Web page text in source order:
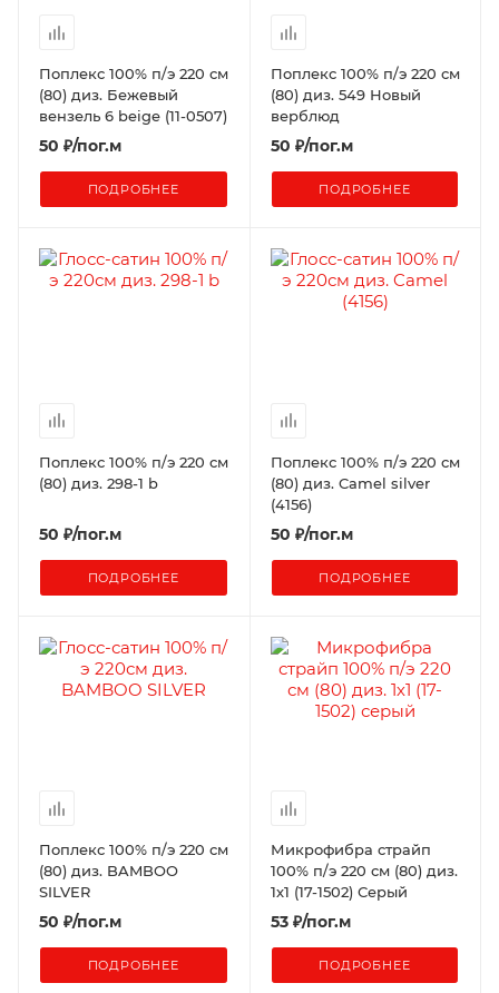
Поплекс 100% п/э 220 см
(80) диз. Бежевый
вензель 6 beige (11-0507)
50 ₽/пог.м
ПОДРОБНЕЕ
Поплекс 100% п/э 220 см
(80) диз. 549 Новый
верблюд
50 ₽/пог.м
ПОДРОБНЕЕ
Поплекс 100% п/э 220 см
(80) диз. 298-1 b
50 ₽/пог.м
ПОДРОБНЕЕ
Поплекс 100% п/э 220 см
(80) диз. Camel silver
(4156)
50 ₽/пог.м
ПОДРОБНЕЕ
Поплекс 100% п/э 220 см
(80) диз. BAMBOO
SILVER
50 ₽/пог.м
ПОДРОБНЕЕ
Микрофибра страйп
100% п/э 220 см (80) диз.
1х1 (17-1502) Серый
53₽/пог.м
ПОДРОБНЕЕ